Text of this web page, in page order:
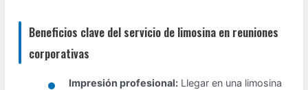
Beneficios clave del servicio de limosina en reuniones
corporativas
Impresión profesional: Llegar en una limosina